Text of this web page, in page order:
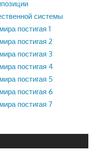
системы
постигая 1
постигая 2
постигая 3
постигая 4
постигая 5
постигая 6
постигая 7